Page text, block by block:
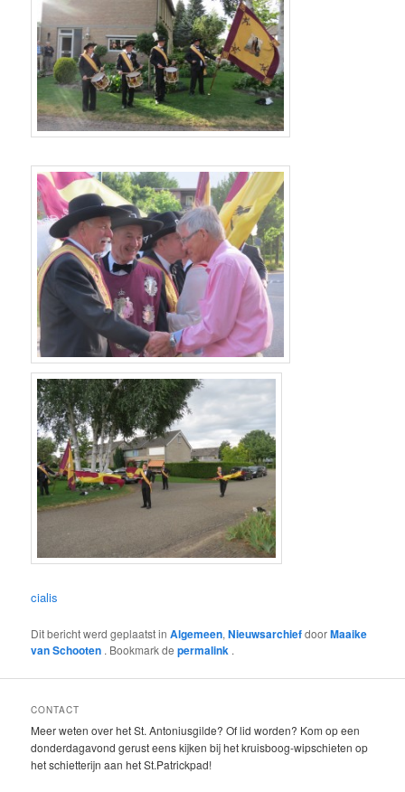
cialis
Dit bericht werd geplaatst inAlgemeen,NieuwsarchiefdoorMaaike
van Schooten . Bookmark depermalink .
CONTACT
Meer weten over het St. Antoniusgilde? Of lid worden? Kom op een
donderdagavond gerust eens kijken bij het kruisboog-wipschieten op
het schietterijn aan het St.Patrickpad!